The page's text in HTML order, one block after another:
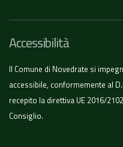
Accessibilità
Il Comune di Novedrate si
accessibile, conformemente al
recepito la direttiva UE 2016/
Consiglio.